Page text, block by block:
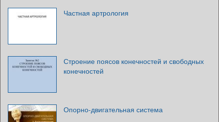
Частная артрология
Строение поясов конечностей и свободных
конечностей
Опорно-двигательная система